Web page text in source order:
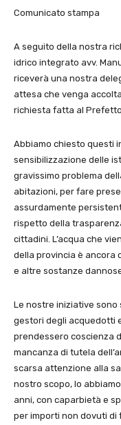
Comunicato stampa
A seguito della nostra
idrico integrato avv.
riceverà una nostra
attesa che venga
richiesta fatta al
Abbiamo chiesto questi
sensibilizzazione delle
gravissimo problema
abitazioni, per fare
assurdamente
rispetto della
cittadini. L’acqua che
della provincia è ancora
e altre sostanze
Le nostre iniziative
gestori degli acquedotti
prendessero coscienza
mancanza di tutela
scarsa attenzione alla
nostro scopo, lo
anni, con caparbietà e
per importi non dovuti di